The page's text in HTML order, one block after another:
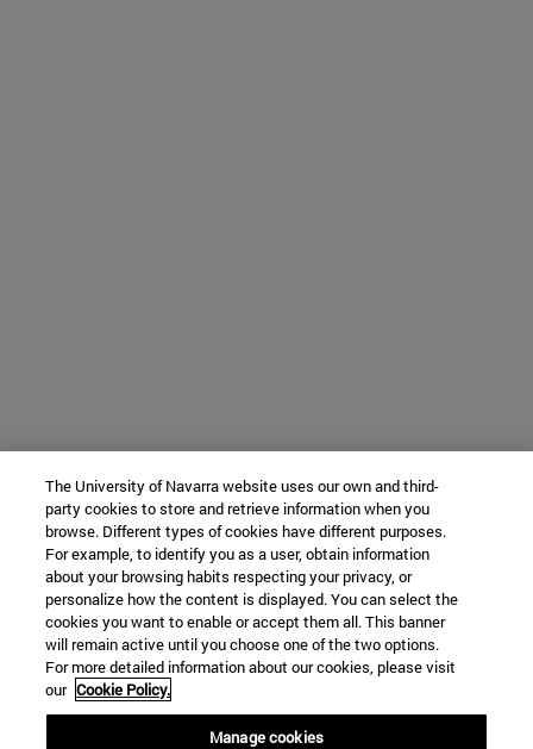
The University of Navarra website uses our own and third-
party cookies to store and retrieve information when you
browse. Different types of cookies have different purposes.
For example, to identify you as a user, obtain information
about your browsing habits respecting your privacy, or
personalize how the content is displayed. You can select the
cookies you want to enable or accept them all. This banner
will remain active until you choose one of the two options.
For more detailed information about our cookies, please visit
our Cookie Policy.
Manage cookies